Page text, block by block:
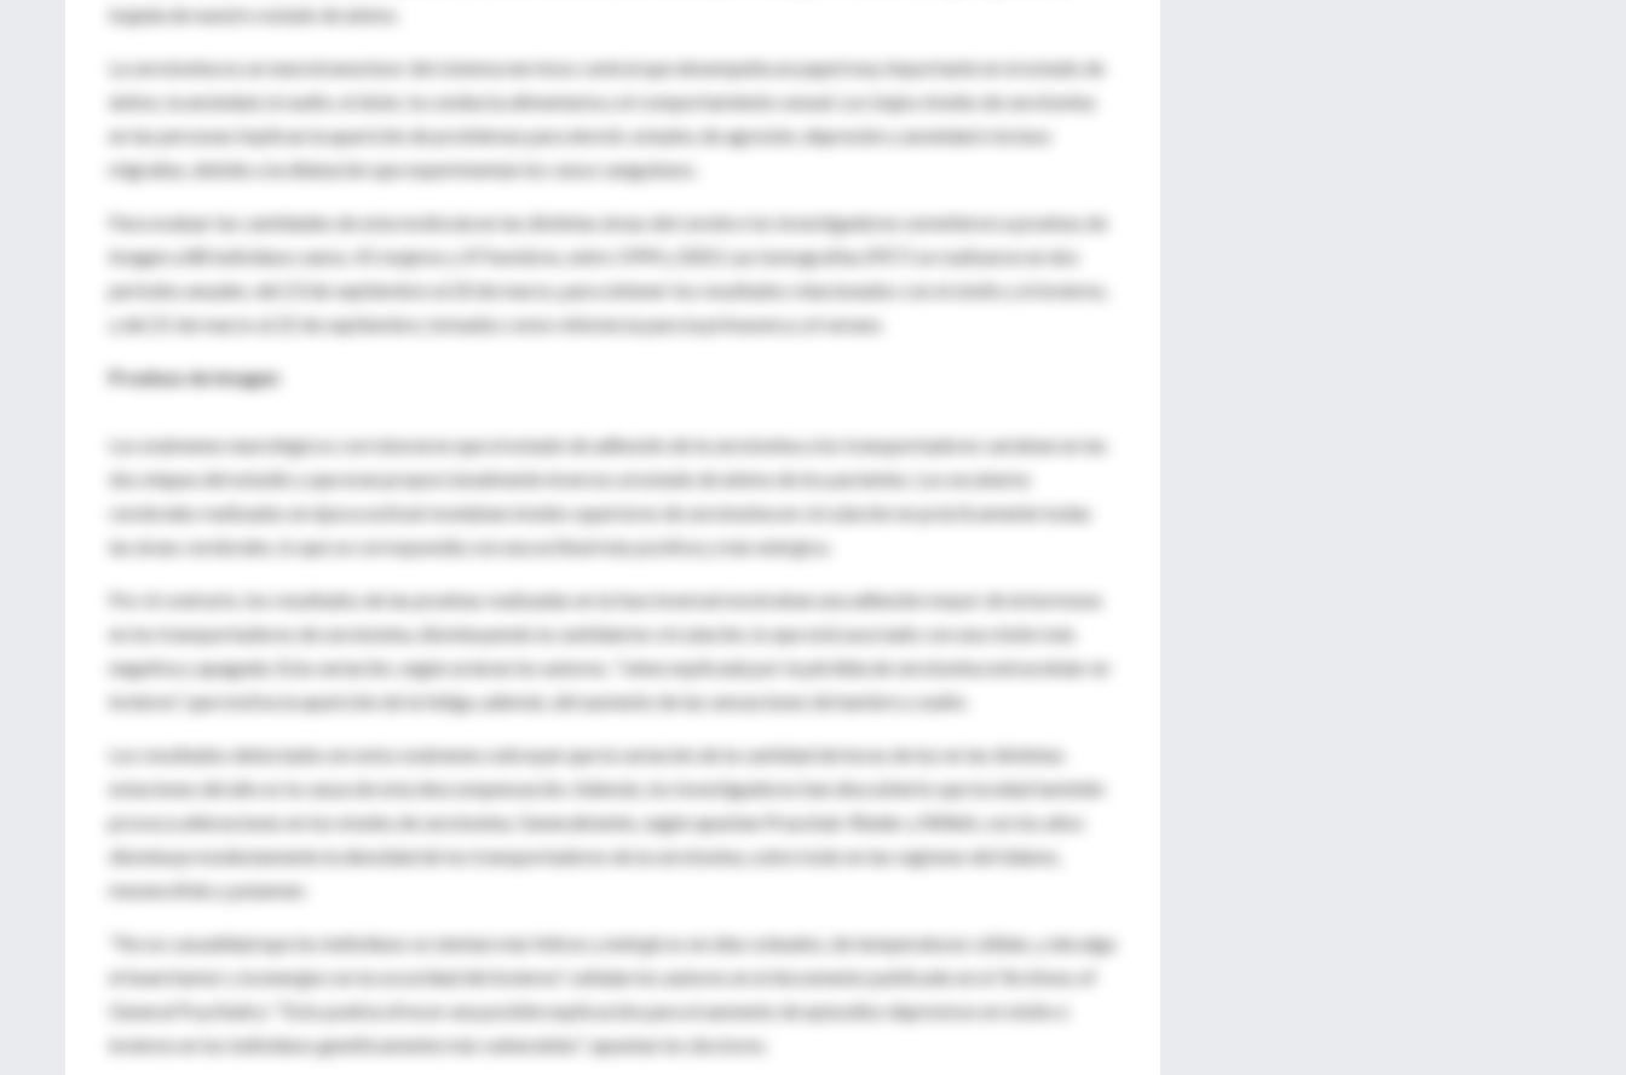
bajada de nuestro estado de ánimo.
La serotonina es un neurotransmisor del sistema nervioso central que desempeña un papel muy importante en el estado de
ánimo, la ansiedad, el sueño, el dolor, la conducta alimentaria y el comportamiento sexual. Los bajos niveles de serotonina
en las personas implican la aparición de problemas para dormir, estados de agresión, depresión y ansiedad e incluso
migrañas, debido a la dilatación que experimentan los vasos sanguíneos.
Para evaluar las cantidades de esta molécula en las distintas áreas del cerebro los investigadores sometieron a pruebas de
imagen a 88 individuos sanos, 41 mujeres y 47 hombres, entre 1999 y 2003. Las tomografías (PET) se realizaron en dos
periodos anuales, del 23 de septiembre al 20 de marzo, para obtener los resultados relacionados con el otoño y el invierno,
y del 21 de marzo al 22 de septiembre, tomados como referencia para la primavera y el verano.
Pruebas de imagen
Los exámenes neurológicos corroboraron que el estado de adhesión de la serotonina a los transportadores variaban en las
dos etapas del estudio y que eran proporcionalmente inversos al estado de ánimo de los pacientes. Los escáneres
cerebrales realizados en época estival revelaban niveles superiores de serotonina en circulación en prácticamente todas
las áreas cerebrales, lo que se correspondía con una actitud más positiva y más enérgica.
Por el contrario, los resultados de las pruebas realizadas en la fase invernal mostraban una adhesión mayor de la hormona
en los transportadores de serotonina, disminuyendo la cantidad en circulación, lo que está asociado con una visión más
negativa y apagada. Esta variación, según aclaran los autores, "viene explicada por la pérdida de serotonina extracelular en
invierno", que motiva la aparición de la fatiga, además, del aumento de las sensaciones de hambre y sueño.
Los resultados detectados en estos exámenes subrayan que la variación de la cantidad de horas de luz en las distintas
estaciones del año es la causa de esta descompensación. Además, los investigadores han descubierto que la edad también
provoca alteraciones en los niveles de serotonina. Generalmente, según apuntan Praschak-Rieder y Willeit, con los años
disminuye modestamente la densidad de los transportadores de la serotonina, sobre todo en las regiones del tálamo,
mesencéfalo y putamen.
"No es casualidad que los individuos se sientan más felices y enérgicos en días soleados, de temperaturas cálidas, y decaiga
el buen humor y la energía con la oscuridad del invierno", señalan los autores en el documento publicado en el 'Archives of
General Psychiatry'. "Esto podría ofrecer una posible explicación para el aumento de episodios depresivos en otoño e
invierno en los individuos genéticamente más vulnerables", apuntan los doctores.